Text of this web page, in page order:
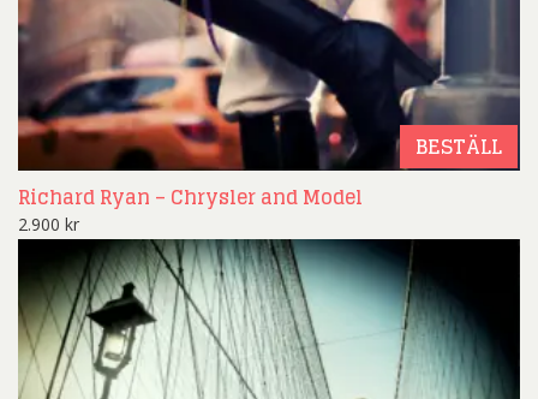
BESTÄLL
Richard Ryan – Chrysler and Model
2.900 kr